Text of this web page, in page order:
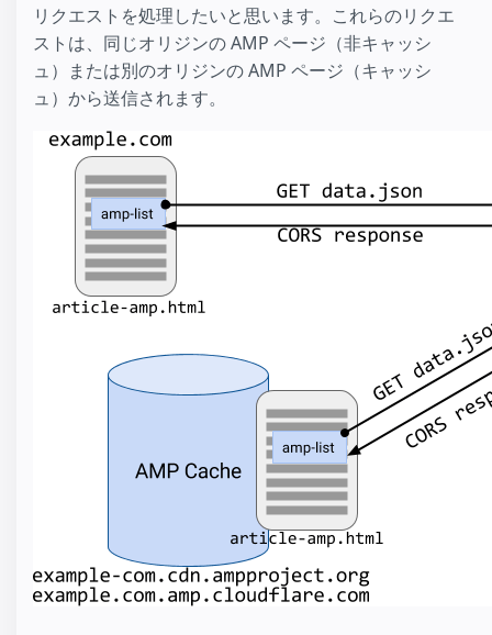
リクエストを処理したいと思います。これらのリクエ
ストは、同じオリジンの AMP ページ（非キャッシ
ュ）または別のオリジンの AMP ページ（キャッシ
ュ）から送信されます。